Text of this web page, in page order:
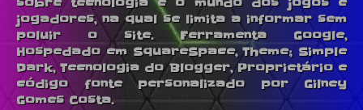
sobre tecnologia e o mundo dos jogos e
jogadores, na qual se limita a informar sem
poluir o site. Ferramenta Google,
Hospedado em SquareSpace, Theme; Simple
Dark, Tecnologia do Blogger, Proprietário e
código fonte personalizado por Gilney
Gomes Costa.